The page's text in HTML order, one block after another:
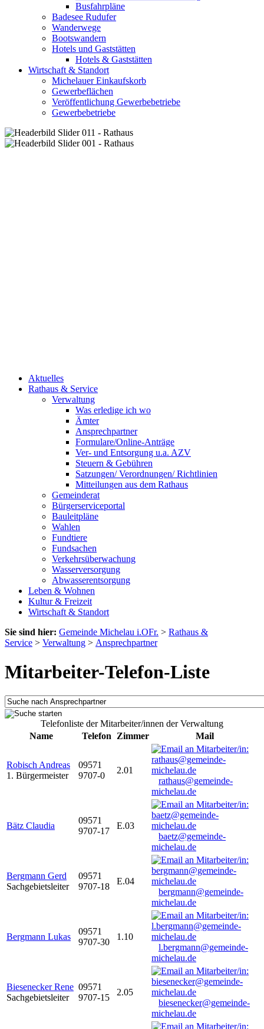
Busfahrpläne
Badesee Rudufer
Wanderwege
Bootswandern
Hotels und Gaststätten
Hotels & Gaststätten
Wirtschaft & Standort
Michelauer Einkaufskorb
Gewerbeflächen
Veröffentlichung Gewerbebetriebe
Gewerbebetriebe
Aktuelles
Rathaus & Service
Verwaltung
Was erledige ich wo
Ämter
Ansprechpartner
Formulare/Online-Anträge
Ver- und Entsorgung u.a. AZV
Steuern & Gebühren
Satzungen/ Verordnungen/ Richtlinien
Mitteilungen aus dem Rathaus
Gemeinderat
Bürgerserviceportal
Bauleitpläne
Wahlen
Fundtiere
Fundsachen
Verkehrsüberwachung
Wasserversorgung
Abwasserentsorgung
Leben & Wohnen
Kultur & Freizeit
Wirtschaft & Standort
Sie sind hier: Gemeinde Michelau i.OFr. > Rathaus &
Service > Verwaltung > Ansprechpartner
Mitarbeiter-Telefon-Liste
Telefonliste der Mitarbeiter/innen der Verwaltung
Name
Telefon Zimmer Mail
Robisch Andreas
1. Bürgermeister
09571
9707-0
2.01
rathaus@gemeinde-
michelau.de
Bätz Claudia
09571
9707-17
E.03
baetz@gemeinde-
michelau.de
Bergmann Gerd
Sachgebietsleiter
09571
9707-18
E.04
bergmann@gemeinde-
michelau.de
Bergmann Lukas
09571
9707-30
1.10
l.bergmann@gemeinde-
michelau.de
Biesenecker Rene
Sachgebietsleiter
09571
9707-15
2.05
biesenecker@gemeinde-
michelau.de